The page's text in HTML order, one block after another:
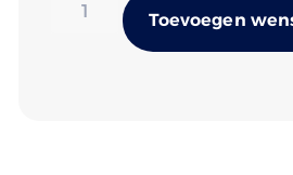
Toevoegen